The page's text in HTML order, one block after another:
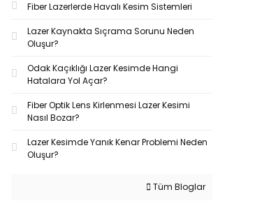
Fiber Lazerlerde Havalı Kesim Sistemleri
Lazer Kaynakta Sıçrama Sorunu Neden
Oluşur?
Odak Kaçıklığı Lazer Kesimde Hangi
Hatalara Yol Açar?
Fiber Optik Lens Kirlenmesi Lazer Kesimi
Nasıl Bozar?
Lazer Kesimde Yanık Kenar Problemi Neden
Oluşur?
Tüm Bloglar